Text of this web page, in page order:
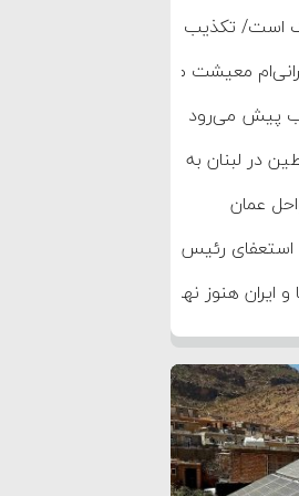
سهم ۱۱ درصدی ایران از خزر
معیشت مردم است
پیش می‌رود
لبنان به اتهام فساد و اختلاس اموال
عمان
استعفای رئیس‌جمهور واهی و کذب محض
و ایران هنوز نهایی نشده است
ما آماده حمله نظامی علیه ایران است
ایران
درباره همراهی با آمریکا
برای پاسخ به دیوانگی آمریکا داریم